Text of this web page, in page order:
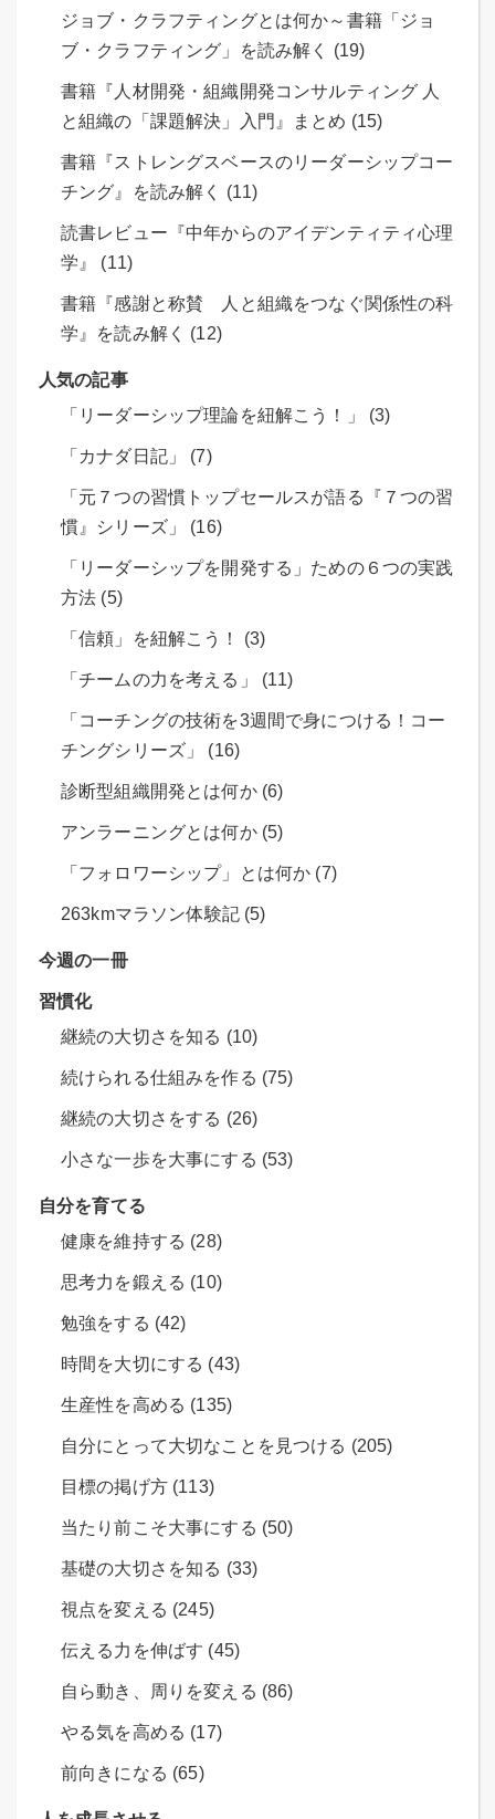
ジョブ・クラフティングとは何か～書籍「ジョ
ブ・クラフティング」を読み解く (19)
書籍『人材開発・組織開発コンサルティング 人
と組織の「課題解決」入門』まとめ (15)
書籍『ストレングスベースのリーダーシップコー
チング』を読み解く (11)
読書レビュー『中年からのアイデンティティ心理
学』 (11)
書籍『感謝と称賛 人と組織をつなぐ関係性の科
学』を読み解く (12)
人気の記事
「リーダーシップ理論を紐解こう！」 (3)
「カナダ日記」 (7)
「元７つの習慣トップセールスが語る『７つの習
慣』シリーズ」 (16)
「リーダーシップを開発する」ための６つの実践
方法 (5)
「信頼」を紐解こう！ (3)
「チームの力を考える」 (11)
「コーチングの技術を3週間で身につける！コー
チングシリーズ」 (16)
診断型組織開発とは何か (6)
アンラーニングとは何か (5)
「フォロワーシップ」とは何か (7)
263kmマラソン体験記 (5)
今週の一冊
習慣化
継続の大切さを知る (10)
続けられる仕組みを作る (75)
継続の大切さをする (26)
小さな一歩を大事にする (53)
自分を育てる
健康を維持する (28)
思考力を鍛える (10)
勉強をする (42)
時間を大切にする (43)
生産性を高める (135)
自分にとって大切なことを見つける (205)
目標の掲げ方 (113)
当たり前こそ大事にする (50)
基礎の大切さを知る (33)
視点を変える (245)
伝える力を伸ばす (45)
自ら動き、周りを変える (86)
やる気を高める (17)
前向きになる (65)